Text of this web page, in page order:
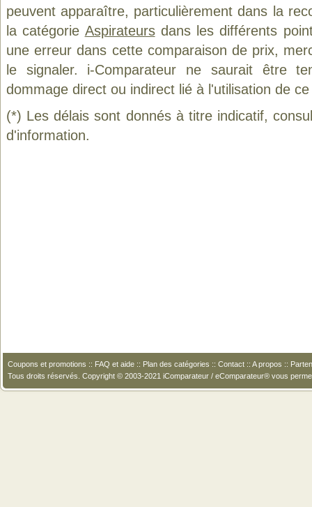
peuvent apparaître, particulièrement dans la
la catégorie Aspirateursdans les différents
une erreur dans cette comparaison de prix,
le signaler. i-Comparateur ne saurait être
dommage direct ou indirect lié à l'utilisation de
(*) Les délais sont donnés à titre indicatif,
d'information.
Coupons et promotions :: FAQ et aide :: Plan des catégories :: Contact :: A propos ::
Tous droits réservés. Copyright © 2003-2021 iComparateur / eComparateur® vous